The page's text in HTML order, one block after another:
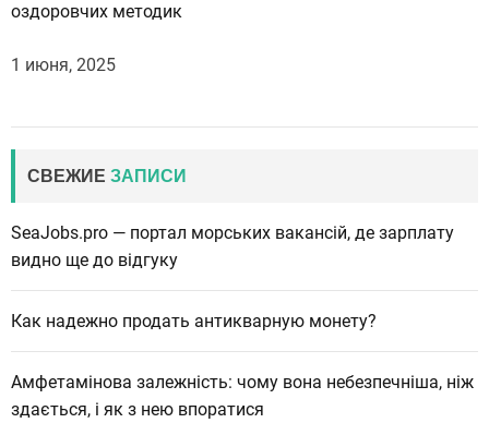
оздоровчих методик
1 июня, 2025
СВЕЖИЕ ЗАПИСИ
SeaJobs.pro — портал морських вакансій, де зарплату
видно ще до відгуку
Как надежно продать антикварную монету?
Амфетамінова залежність: чому вона небезпечніша, ніж
здається, і як з нею впоратися